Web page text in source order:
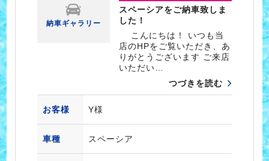
納車ギャラリー
スペーシアをご納車致しま
した！
こんにちは！ いつも当
店のHPをご覧いただき、あ
りがとうございます ご来店
いただい…
つづきを読む
お客様 Y様
車種 スペーシア